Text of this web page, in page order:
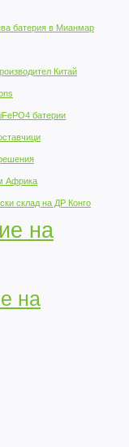
батерия в Мианмар
Китай
батерии
Африка
склад на ДР Конго
на
на